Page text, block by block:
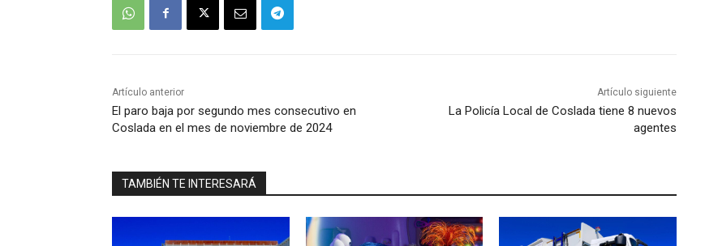
Artículo anterior
El paro baja por segundo mes consecutivo en
Coslada en el mes de noviembre de 2024
Artículo siguiente
La Policía Local de Coslada tiene 8 nuevos
agentes
TAMBIÉN TE INTERESARÁ